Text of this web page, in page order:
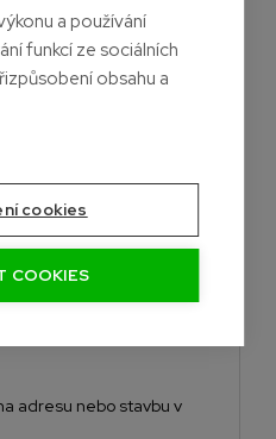
ho do košíku.
termíny podle
vám potvrdíme termín
adresu nebo stavbu v
a používání
funkcí ze sociálních
obsahu a
cookies
COOKIES